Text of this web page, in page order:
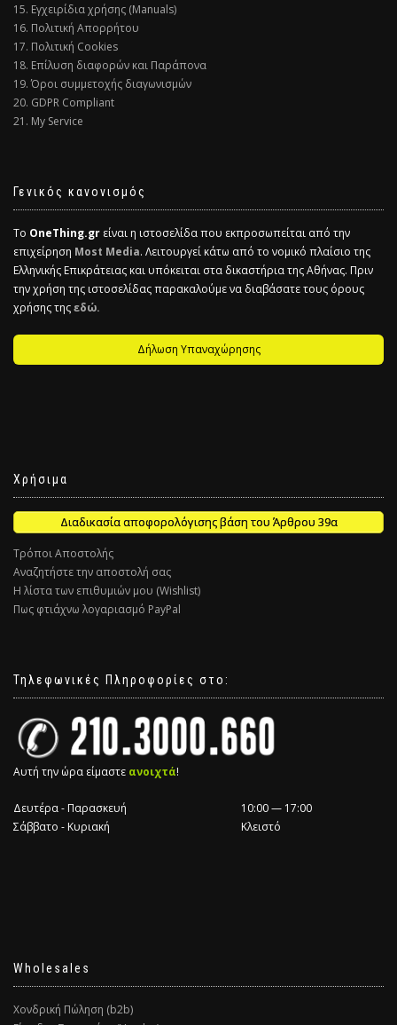
15. Εγχειρίδια χρήσης (Manuals)
16. Πολιτική Απορρήτου
17. Πολιτική Cookies
18. Επίλυση διαφορών και Παράπονα
19. Όροι συμμετοχής διαγωνισμών
20. GDPR Compliant
21. My Service
Γενικός κανονισμός
Το OneThing.gr είναι η ιστοσελίδα που εκπροσωπείται από την
επιχείρηση Most Media. Λειτουργεί κάτω από το νομικό πλαίσιο της
Ελληνικής Επικράτειας και υπόκειται στα δικαστήρια της Αθήνας. Πριν
την χρήση της ιστοσελίδας παρακαλούμε να διαβάσατε τους όρους
χρήσης τηςεδώ.
Δήλωση Υπαναχώρησης
Χρήσιμα
Διαδικασία αποφορολόγισης βάση του Άρθρου 39α
Τρόποι Αποστολής
Αναζητήστε την αποστολή σας
Η λίστα των επιθυμιών μου (Wishlist)
Πως φτιάχνω λογαριασμό PayPal
Τηλεφωνικές Πληροφορίες στο:
Αυτή την ώρα είμαστε ανοιχτά!
Δευτέρα - Παρασκευή
10:00 — 17:00
Σάββατο - Κυριακή
Κλειστό
Wholesales
Χονδρική Πώληση (b2b)